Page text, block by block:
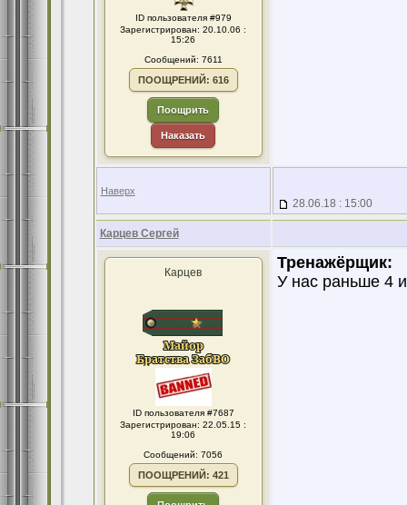
ID пользователя #979
Зарегистрирован: 20.10.06 :
15:26
Сообщений: 7611
ПООЩРЕНИЙ: 616
Поощрить
Наказать
Наверх
28.06.18 : 15:00
Карцев Сергей
Карцев
ID пользователя #7687
Зарегистрирован: 22.05.15 :
19:06
Сообщений: 7056
ПООЩРЕНИЙ: 421
Тренажёрщик:
У нас раньше 4